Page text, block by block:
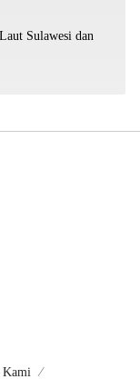
Sulawesi dan
Kami